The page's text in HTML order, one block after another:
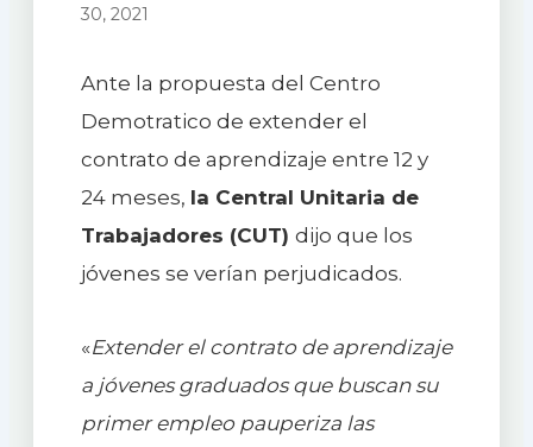
30, 2021
Ante la propuesta del Centro
Demotratico de extender el
contrato de aprendizaje entre 12 y
24 meses, la Central Unitaria de
Trabajadores (CUT) dijo que los
jóvenes se verían perjudicados.
«Extender el contrato de aprendizaje
a jóvenes graduados que buscan su
primer empleo pauperiza las